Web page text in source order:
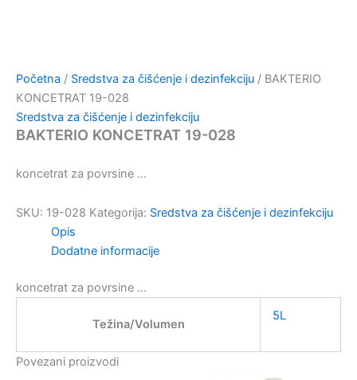
Početna / Sredstva za čišćenje i dezinfekciju / BAKTERIO
KONCETRAT 19-028
Sredstva za čišćenje i dezinfekciju
BAKTERIO KONCETRAT 19-028
koncetrat za povrsine …
SKU: 19-028 Kategorija: Sredstva za čišćenje i dezinfekciju
Opis
Dodatne informacije
koncetrat za povrsine …
Težina/Volumen
5L
Povezani proizvodi